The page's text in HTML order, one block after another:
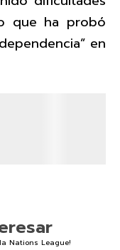
que ha probó
en